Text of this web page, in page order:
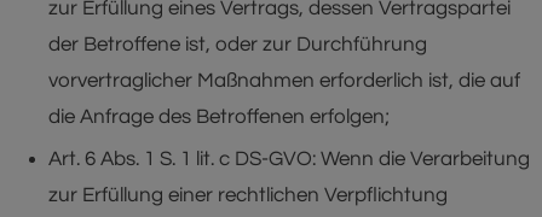
zur Erfüllung eines Vertrags, dessen Vertragspartei
der Betroffene ist, oder zur Durchführung
vorvertraglicher Maßnahmen erforderlich ist, die auf
die Anfrage des Betroffenen erfolgen;
Art. 6 Abs. 1 S. 1 lit. c DS-GVO: Wenn die Verarbeitung
zur Erfüllung einer rechtlichen Verpflichtung